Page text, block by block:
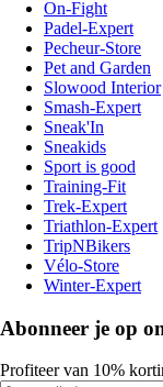
On-Fight
Padel-Expert
Pecheur-Store
Pet and Garden
Slowood Interior
Smash-Expert
Sneak'In
Sneakids
Sport is good
Training-Fit
Trek-Expert
Triathlon-Expert
TripNBikers
Vélo-Store
Winter-Expert
Abonneer je op
Profiteer van 10%